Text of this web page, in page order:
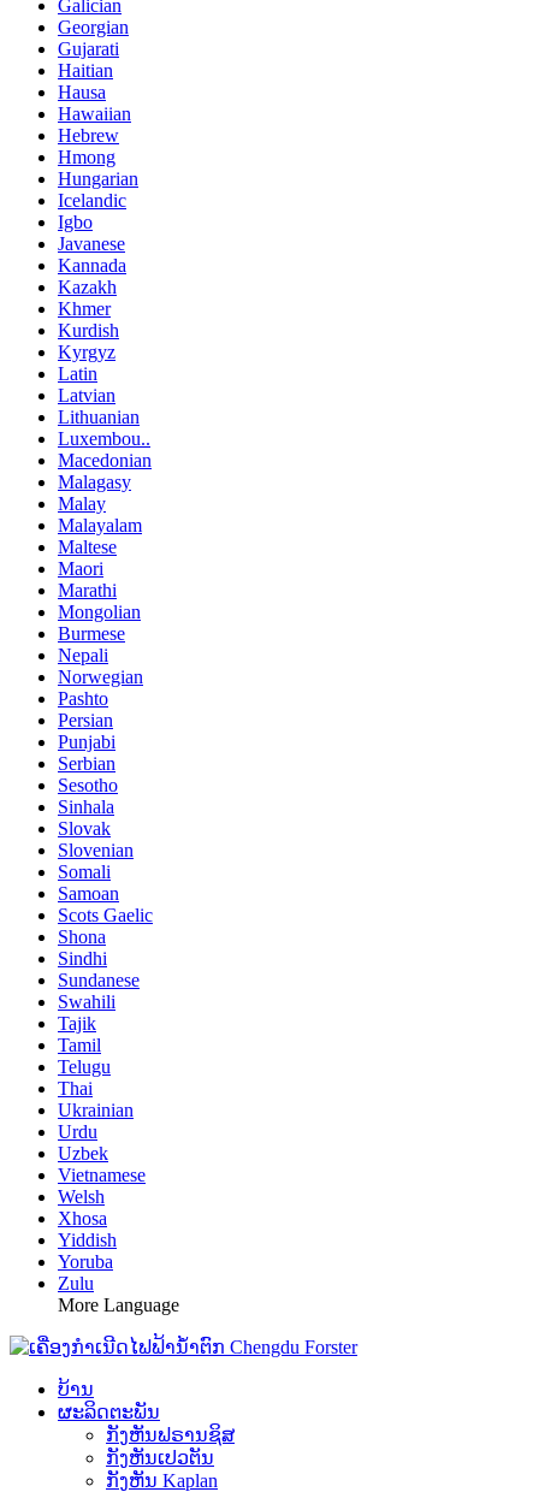
Galician
Georgian
Gujarati
Haitian
Hausa
Hawaiian
Hebrew
Hmong
Hungarian
Icelandic
Igbo
Javanese
Kannada
Kazakh
Khmer
Kurdish
Kyrgyz
Latin
Latvian
Lithuanian
Luxembou..
Macedonian
Malagasy
Malay
Malayalam
Maltese
Maori
Marathi
Mongolian
Burmese
Nepali
Norwegian
Pashto
Persian
Punjabi
Serbian
Sesotho
Sinhala
Slovak
Slovenian
Somali
Samoan
Scots Gaelic
Shona
Sindhi
Sundanese
Swahili
Tajik
Tamil
Telugu
Thai
Ukrainian
Urdu
Uzbek
Vietnamese
Welsh
Xhosa
Yiddish
Yoruba
Zulu
More Language
ບ້ານ
ຜະລິດຕະພັນ
ກັງຫັນຟຣານຊິສ
ກັງຫັນເປວຕັນ
ກັງຫັນ Kaplan